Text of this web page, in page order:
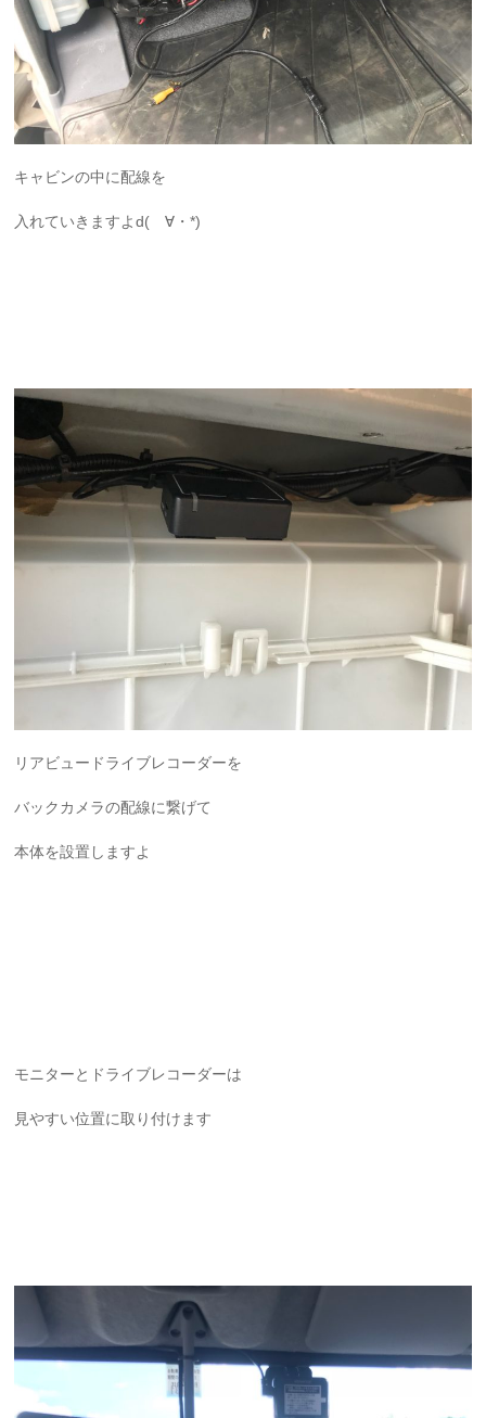
キャビンの中に配線を
入れていきますよd(ゝ∀・*)
リアビュードライブレコーダーを
バックカメラの配線に繋げて
本体を設置しますよ
モニターとドライブレコーダーは
見やすい位置に取り付けます